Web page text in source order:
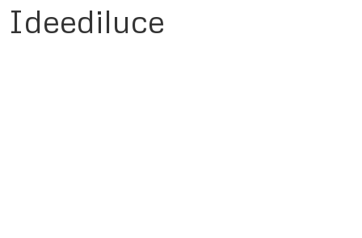
Ideediluce